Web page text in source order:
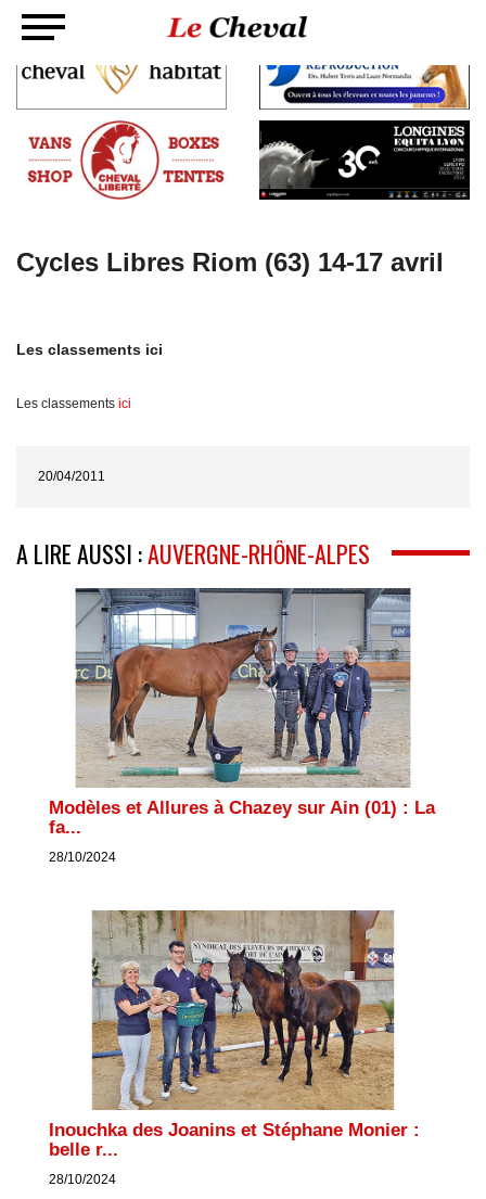
Cycles Libres Riom (63) 14-17 avril
Les classements ici
Les classements ici
20/04/2011
A LIRE AUSSI :AUVERGNE-RHÔNE-ALPES
Modèles et Allures à Chazey sur Ain (01) : La
fa...
28/10/2024
Inouchka des Joanins et Stéphane Monier :
belle r...
28/10/2024